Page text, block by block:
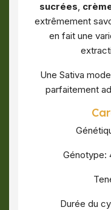
sucrées,
extrêmement
en fait une
Une Sativa
parfaitement
Génotype:
Durée du